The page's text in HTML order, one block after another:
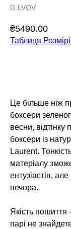
G.LVOV
₴5490.00
Таблиця
Це більше ніж
боксери
весни, відтінку
боксери із
Laurent.
матеріалу
ентузіастів,
вечора.
Якість пошиття
парі не